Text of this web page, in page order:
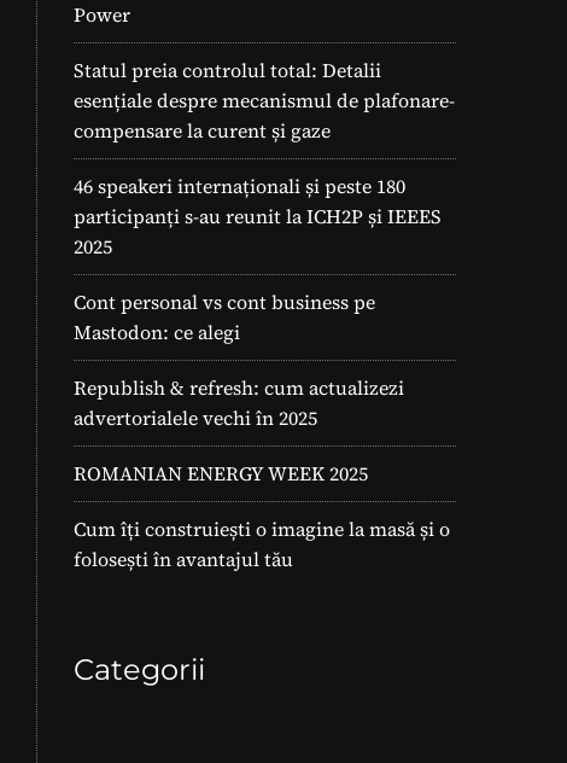
Power
Statul preia controlul total: Detalii
esențiale despre mecanismul de plafonare-
compensare la curent și gaze
46 speakeri internaționali și peste 180
participanți s-au reunit la ICH2P și IEEES
2025
Cont personal vs cont business pe
Mastodon: ce alegi
Republish & refresh: cum actualizezi
advertorialele vechi în 2025
ROMANIAN ENERGY WEEK 2025
Cum îți construiești o imagine la masă și o
folosești în avantajul tău
Categorii